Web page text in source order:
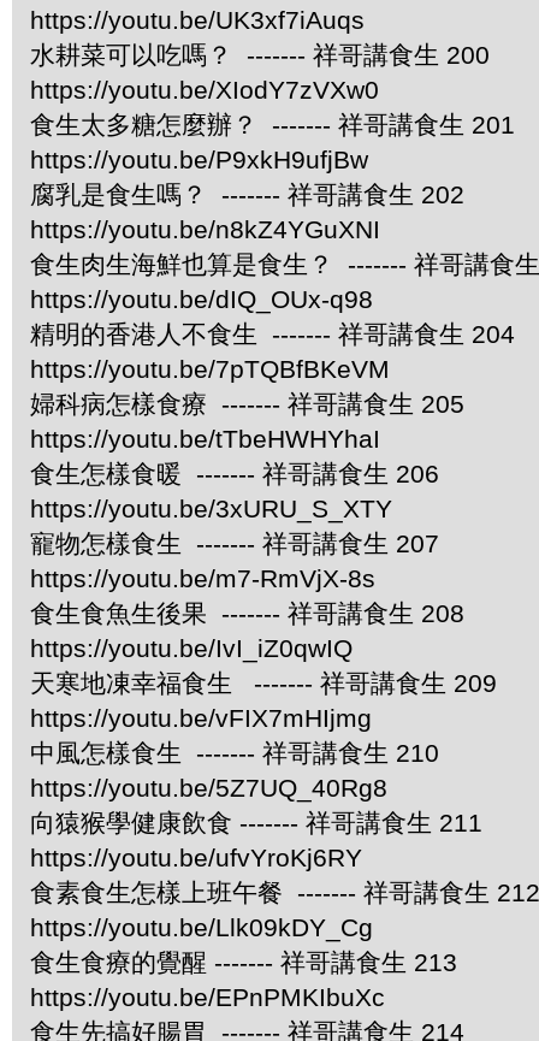
https://youtu.be/UK3xf7iAuqs
水耕菜可以吃嗎？ ------- 祥哥講食生 200
https://youtu.be/XIodY7zVXw0
食生太多糖怎麼辦？ ------- 祥哥講食生 201
https://youtu.be/P9xkH9ufjBw
腐乳是食生嗎？ ------- 祥哥講食生 202
https://youtu.be/n8kZ4YGuXNI
食生肉生海鮮也算是食生？ ------- 祥哥講食
https://youtu.be/dIQ_OUx-q98
精明的香港人不食生 ------- 祥哥講食生 204
https://youtu.be/7pTQBfBKeVM
婦科病怎樣食療 ------- 祥哥講食生 205
https://youtu.be/tTbeHWHYhaI
食生怎樣食暖 ------- 祥哥講食生 206
https://youtu.be/3xURU_S_XTY
寵物怎樣食生 ------- 祥哥講食生 207
https://youtu.be/m7-RmVjX-8s
食生食魚生後果 ------- 祥哥講食生 208
https://youtu.be/IvI_iZ0qwIQ
天寒地凍幸福食生 ------- 祥哥講食生 209
https://youtu.be/vFIX7mHIjmg
中風怎樣食生 ------- 祥哥講食生 210
https://youtu.be/5Z7UQ_40Rg8
向猿猴學健康飲食 ------- 祥哥講食生 211
https://youtu.be/ufvYroKj6RY
食素食生怎樣上班午餐 ------- 祥哥講食生 212
https://youtu.be/Llk09kDY_Cg
食生食療的覺醒 ------- 祥哥講食生 213
https://youtu.be/EPnPMKIbuXc
食生先搞好腸胃 ------- 祥哥講食生 214